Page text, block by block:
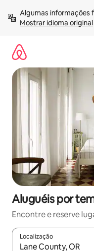
para
Mostrar idioma original
Aluguéis por
Encontre e reserve
Localização
Quando os resultados